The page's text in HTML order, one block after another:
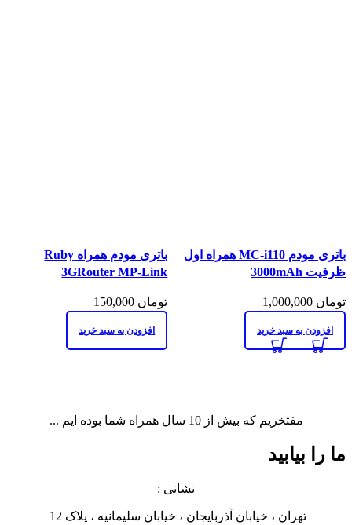
نمایش سریع
افزودن به علاقه مندی
باتری مودم MC-i110 همراه اول
ظرفیت 3000mAh
تومان
افزودن به سبد خرید
نمایش سریع
افزودن به علاقه مندی
باتری مودم همراه Ruby
3GRouter MP-Link
تومان
افزودن به سبد خرید
مفتخریم که بیش از 10 سال همراه شما بوده ایم ...
ما را بیابید
نشانی :
تهران ، خیابان آذربایجان ، خیابان سلیمانیه ، پلاک 12